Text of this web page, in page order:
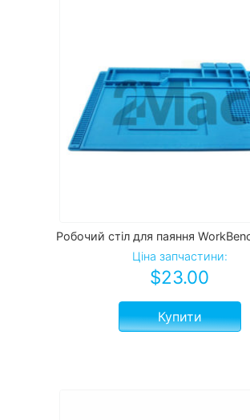
Робочий стіл для паяння
Ціна запчастини:
$23.00
Купити